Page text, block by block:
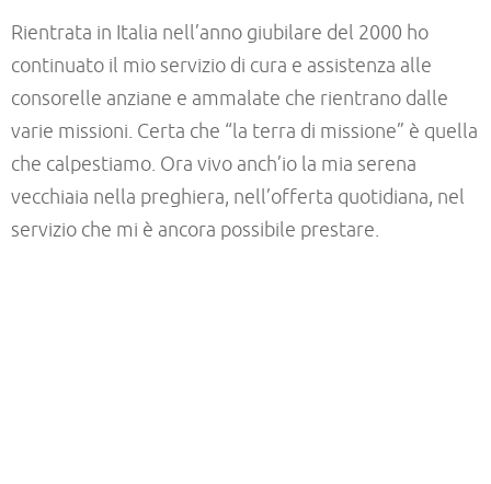
Rientrata in Italia nell’anno giubilare del 2000 ho
continuato il mio servizio di cura e assistenza alle
consorelle anziane e ammalate che rientrano dalle
varie missioni. Certa che “la terra di missione” è quella
che calpestiamo. Ora vivo anch’io la mia serena
vecchiaia nella preghiera, nell’offerta quotidiana, nel
servizio che mi è ancora possibile prestare.